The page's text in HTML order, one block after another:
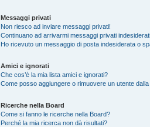
Messaggi privati
Non riesco ad inviare messaggi privati!
Continuano ad arrivarmi messaggi privati
Ho ricevuto un messaggio di posta indesiderata o
Amici e ignorati
Che cos’è la mia lista amici e ignorati?
Come posso aggiungere o rimuovere un utente
Ricerche nella Board
Come si fanno le ricerche nella Board?
Perché la mia ricerca non dà risultati?